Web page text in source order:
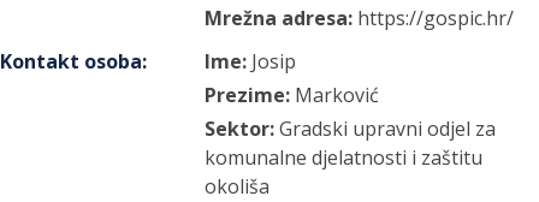
Mrežna adresa: https://gospic.hr/
Kontakt osoba: Ime: Josip
Prezime: Marković
Sektor:Gradski upravni odjel za
komunalne djelatnosti i zaštitu
okoliša